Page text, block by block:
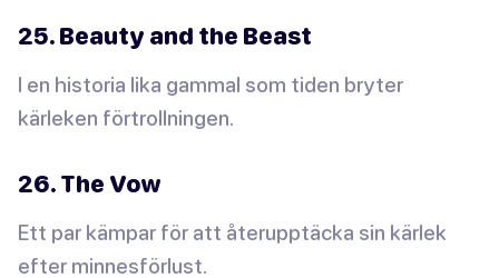
25. Beauty and the Beast
I en historia lika gammal som tiden bryter
kärleken förtrollningen.
26. The Vow
Ett par kämpar för att återupptäcka sin kärlek
efter minnesförlust.